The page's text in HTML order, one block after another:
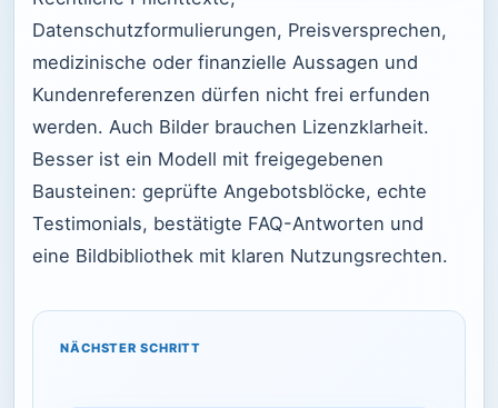
Datenschutzformulierungen, Preisversprechen,
medizinische oder finanzielle Aussagen und
Kundenreferenzen dürfen nicht frei erfunden
werden. Auch Bilder brauchen Lizenzklarheit.
Besser ist ein Modell mit freigegebenen
Bausteinen: geprüfte Angebotsblöcke, echte
Testimonials, bestätigte FAQ-Antworten und
eine Bildbibliothek mit klaren Nutzungsrechten.
NÄCHSTER SCHRITT